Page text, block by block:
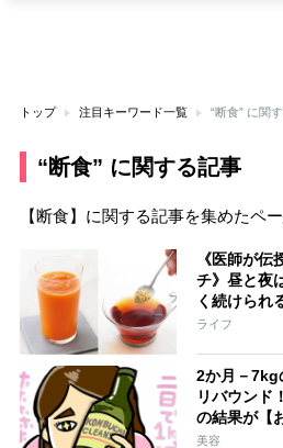
トップ 注目キーワード一覧 “断食” に関
“断食” に関する記事
【断食】に関する記事を集めたペー
《医師が
チ》昼と夜
く続けら
朝の代用飲
ライフ
2か月－7kg
リバウンド
の結果が【
美容